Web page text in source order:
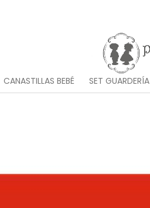
CANASTILLAS BEBÉ SET GUARDERÍA